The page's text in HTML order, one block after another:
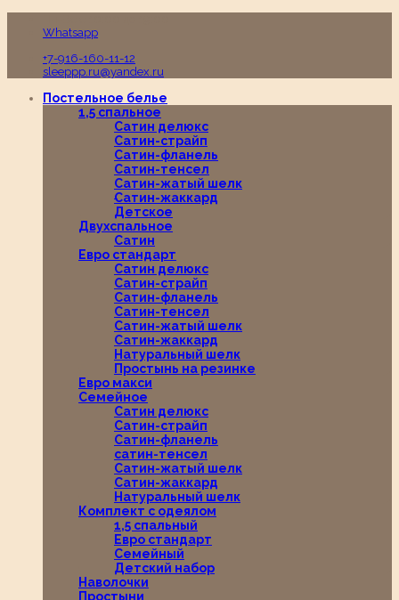
Whatsapp
+7-916-160-11-12
sleeppp.ru@yandex.ru
Постельное белье
1,5 спальное
Сатин делюкс
Сатин-страйп
Сатин-фланель
Сатин-тенсел
Сатин-жатый шелк
Сатин-жаккард
Детское
Двухспальное
Сатин
Евро стандарт
Сатин делюкс
Сатин-страйп
Сатин-фланель
Сатин-тенсел
Сатин-жатый шелк
Сатин-жаккард
Натуральный шелк
Простынь на резинке
Евро макси
Семейное
Сатин делюкс
Сатин-страйп
Сатин-фланель
сатин-тенсел
Сатин-жатый шелк
Сатин-жаккард
Натуральный шелк
Комплект с одеялом
1,5 спальный
Евро стандарт
Семейный
Детский набор
Наволочки
Простыни